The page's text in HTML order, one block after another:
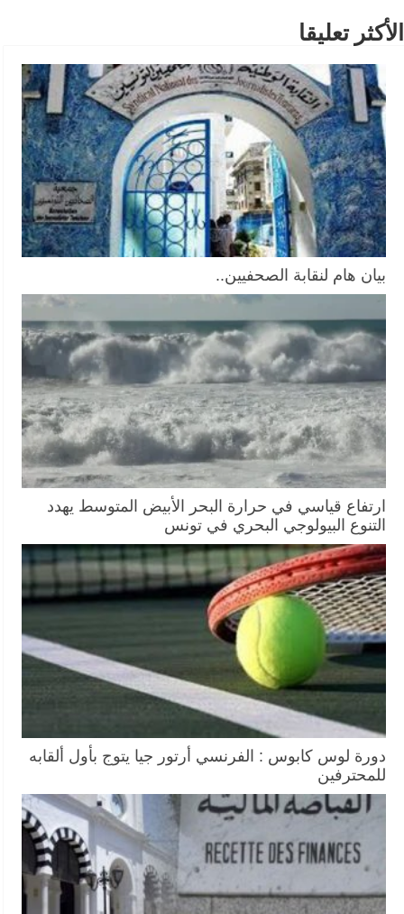
الأكثر تعليقا
بيان هام لنقابة الصحفيين..
ارتفاع قياسي في حرارة البحر الأبيض المتوسط يهدد
التنوع البيولوجي البحري في تونس
دورة لوس كابوس : الفرنسي أرتور جيا يتوج بأول ألقابه
للمحترفين